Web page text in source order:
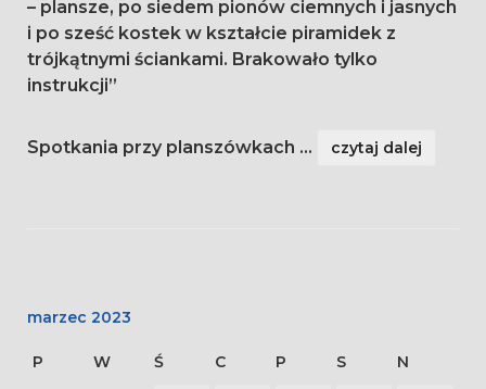
– plansze, po siedem pionów ciemnych i jasnych
i po sześć kostek w kształcie piramidek z
trójkątnymi ściankami. Brakowało tylko
instrukcji”
Spotkania przy planszówkach ... czytaj dalej
marzec 2023
P W Ś C P S N